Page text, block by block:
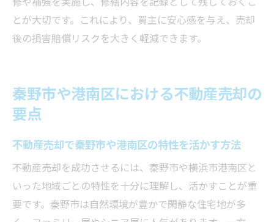
とが大切です。これにより、買主に安心感を与え、売却
後の損害賠償リスクを大きく軽減できます。
秦野市や港南区における不動産売却の
要点
不動産売却で秦野市や港南区の特性を活かす方法
不動産売却を成功させるには、秦野市や横浜市港南区と
いった地域ごとの特性を十分に理解し、活かすことが重
要です。秦野市は自然環境が豊かで閑静な住宅地が多